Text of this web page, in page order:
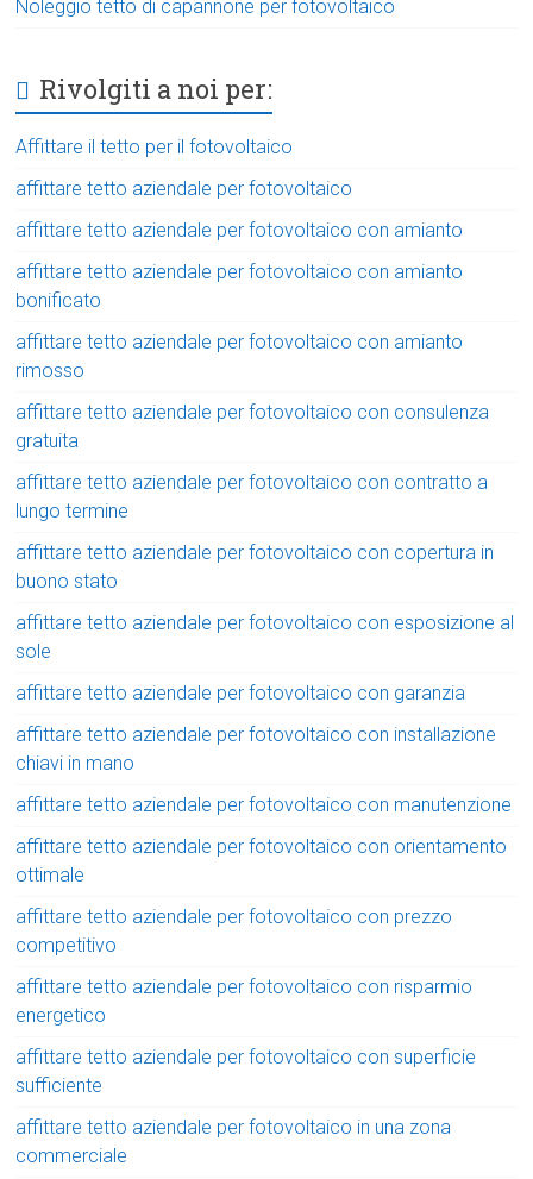
Noleggio tetto di capannone per fotovoltaico
Rivolgiti a noi per:
Affittare il tetto per il fotovoltaico
affittare tetto aziendale per fotovoltaico
affittare tetto aziendale per fotovoltaico con amianto
affittare tetto aziendale per fotovoltaico con amianto
bonificato
affittare tetto aziendale per fotovoltaico con amianto
rimosso
affittare tetto aziendale per fotovoltaico con consulenza
gratuita
affittare tetto aziendale per fotovoltaico con contratto a
lungo termine
affittare tetto aziendale per fotovoltaico con copertura in
buono stato
affittare tetto aziendale per fotovoltaico con esposizione al
sole
affittare tetto aziendale per fotovoltaico con garanzia
affittare tetto aziendale per fotovoltaico con installazione
chiavi in mano
affittare tetto aziendale per fotovoltaico con manutenzione
affittare tetto aziendale per fotovoltaico con orientamento
ottimale
affittare tetto aziendale per fotovoltaico con prezzo
competitivo
affittare tetto aziendale per fotovoltaico con risparmio
energetico
affittare tetto aziendale per fotovoltaico con superficie
sufficiente
affittare tetto aziendale per fotovoltaico in una zona
commerciale